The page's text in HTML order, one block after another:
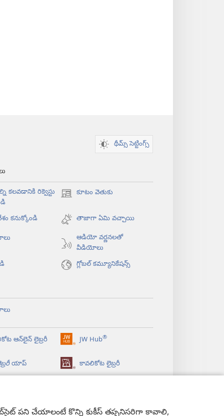
పని చేయాలంటే కొన్ని కుకీస్‌ తప్పనిసరిగా కావాలి,
థీమ్స్ సెట్టింగ్స్
కలవడానికి రిక్వెస్టు
కూటం వెతుకు
(కొత్త
ఓపెన్‌
కనుక్కోండి తాజాగా ఏమి వచ్చాయి
ఆడియో వర్ణనలతో
వీడియోలు
గ్లోబల్‌ కమ్యూనికేషన్స్‌
ఆన్‌లైన్‌ లైబ్రరీ JW Hub®
(కొత్త
విండో
ఓపెన్‌
అవుతుంది)
యాప్‌ కావలికోట లైబ్రరీ